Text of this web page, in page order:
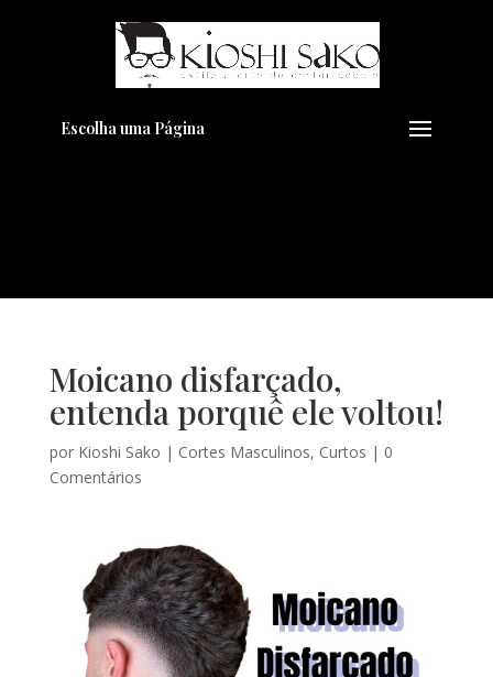
Escolha uma Página
Moicano disfarçado,
entenda porquê ele voltou!
por Kioshi Sako | Cortes Masculinos, Curtos | 0
Comentários
Pensando em transformar seu
Visual??